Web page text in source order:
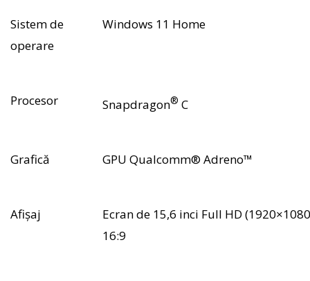
Sistem de
operare
Windows 11 Home
Procesor Snapdragon® C
Grafică GPU Qualcomm® Adreno™
Afișaj
Ecran de 15,6 inci Full HD
16:9